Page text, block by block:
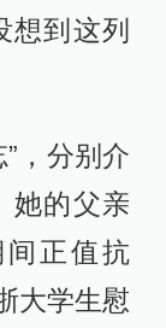
想到这列
，分别介
她的父亲
正值抗
大学生慰